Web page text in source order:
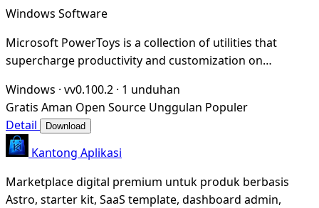
Windows Software
Microsoft PowerToys is a collection of utilities that
supercharge productivity and customization on
Windows · vv0.100.2 · 1 unduhan
Gratis Aman Open Source Unggulan Populer
Detail
Download
Kantong Aplikasi
Marketplace digital premium untuk produk berbasis
Astro, starter kit, SaaS template, dashboard admin,